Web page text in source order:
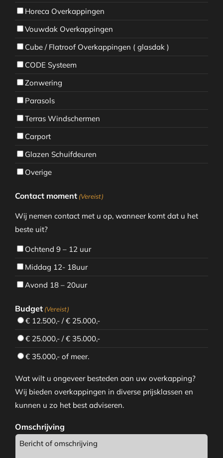
Horeca Overkappingen
Vouwdak Overkappingen
Cube / Flatroof Overkappingen ( glasdak )
CODE Systeem
Zonwering
Parasols
Terras Windschermen
Carport
Glazen Schuifdeuren
Overige
Contact moment (Vereist)
Wij nemen contact met u op, wanneer komt dat u het
beste uit?
Ochtend 9 – 12 uur
Middag 12- 18uur
Avond 18 – 20uur
Budget (Vereist)
€ 12.500,- / € 25.000,-
€ 25.000,- / € 35.000,-
€ 35.000,- of meer.
Wat wilt u ongeveer besteden aan uw overkapping?
Wij bieden overkappingen in diverse prijsklassen en
kunnen u zo het best adviseren.
Omschrijving